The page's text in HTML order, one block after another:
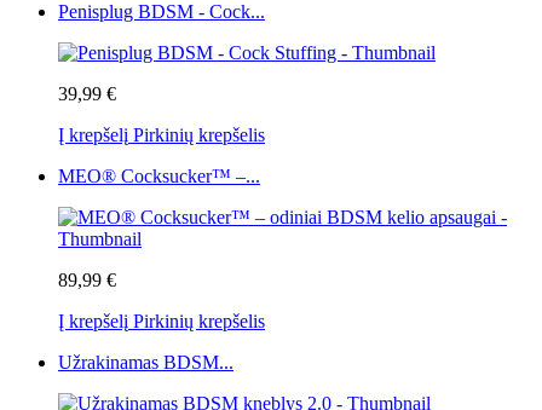
Penisplug BDSM - Cock...
39,99 €
Į krepšelį Pirkinių krepšelis
MEO® Cocksucker™ –...
89,99 €
Į krepšelį Pirkinių krepšelis
Užrakinamas BDSM...